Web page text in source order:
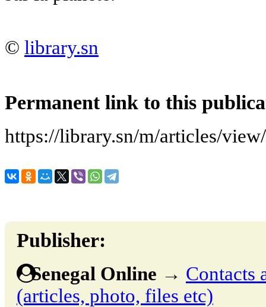
© library.sn
Permanent link to this
https://library.sn/m/articles/
Publisher:
Senegal Online → Contacts
(articles, photo, files etc)